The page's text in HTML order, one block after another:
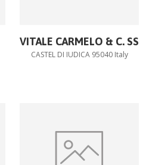
VITALE CARMELO & C. SS
CASTEL DI IUDICA 95040 Italy